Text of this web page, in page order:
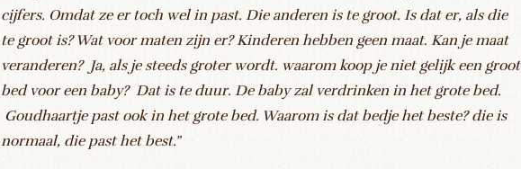
cijfers. Omdat ze er toch wel in past. Die anderen is te groot. Is dat er, als die
te groot is? Wat voor maten zijn er? Kinderen hebben geen maat. Kan je maat
veranderen? Ja, als je steeds groter wordt. waarom koop je niet gelijk een groot
bed voor een baby? Dat is te duur. De baby zal verdrinken in het grote bed.
Goudhaartje past ook in het grote bed. Waarom is dat bedje het beste? die is
normaal, die past het best.”